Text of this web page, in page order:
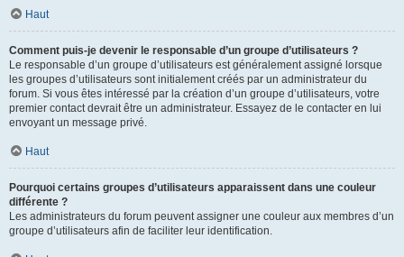
Haut
Comment puis-je devenir le responsable d’un groupe d’utilisateurs ?
Le responsable d’un groupe d’utilisateurs est généralement assigné lorsque
les groupes d’utilisateurs sont initialement créés par un administrateur du
forum. Si vous êtes intéressé par la création d’un groupe d’utilisateurs, votre
premier contact devrait être un administrateur. Essayez de le contacter en lui
envoyant un message privé.
Haut
Pourquoi certains groupes d’utilisateurs apparaissent dans une couleur
différente ?
Les administrateurs du forum peuvent assigner une couleur aux membres d’un
groupe d’utilisateurs afin de faciliter leur identification.